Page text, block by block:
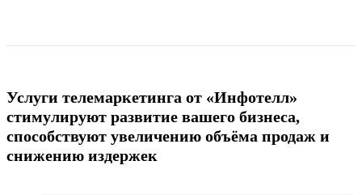
Услуги телемаркетинга от «Инфотелл»
стимулируют развитие вашего бизнеса,
способствуют увеличению объёма продаж и
снижению издержек